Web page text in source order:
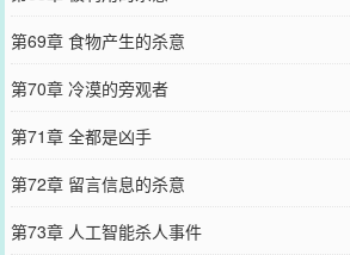
第69章 食物产生的杀意
第70章 冷漠的旁观者
第71章 全都是凶手
第72章 留言信息的杀意
第73章 人工智能杀人事件